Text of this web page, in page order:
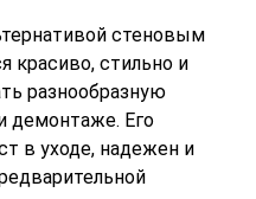
стеновым
красиво, стильно и
разнообразную
демонтаже. Его
в уходе, надежен и